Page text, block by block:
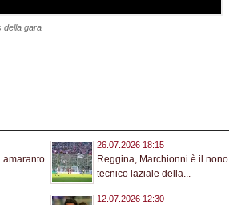
della gara
amaranto
26.07.2026 18:15
Reggina, Marchionni è il nono
tecnico laziale della...
12.07.2026 12:30